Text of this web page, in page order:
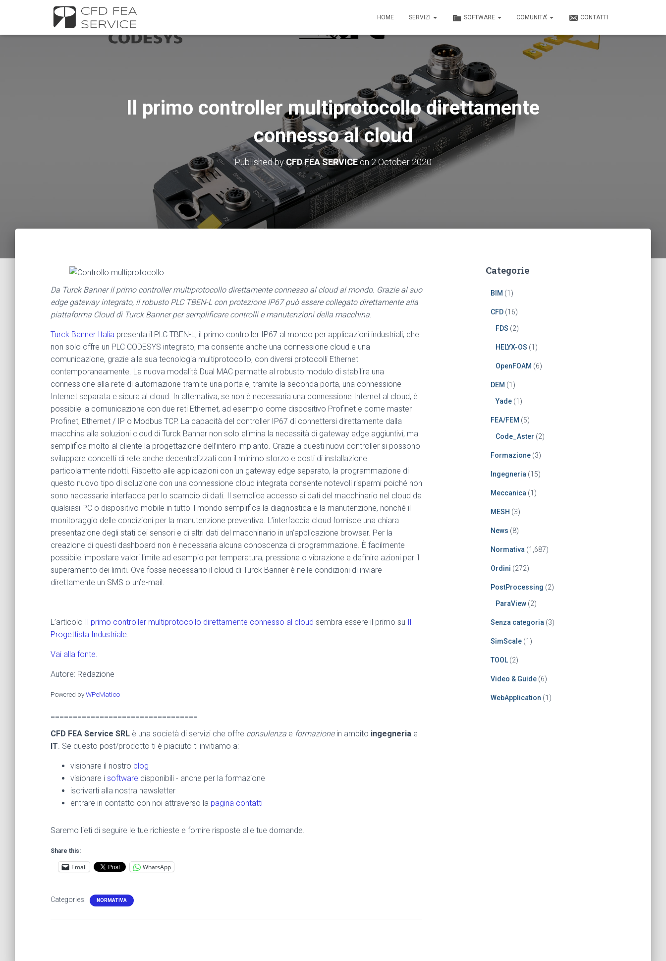
HOME SERVIZI SOFTWARE COMUNITA’ CONTATTI
Il primo controller multiprotocollo direttamente
connesso al cloud
Published byCFD FEA SERVICEon 2 October 2020
Da Turck Banner il primo controller multiprotocollo direttamente connesso al cloud al mondo. Grazie al suo
edge gateway integrato, il robusto PLC TBEN-L con protezione IP67 può essere collegato direttamente alla
piattaforma Cloud di Turck Banner per semplificare controlli e manutenzioni della macchina.
Turck Banner Italia presenta il PLC TBEN-L, il primo controller IP67 al mondo per applicazioni industriali, che
non solo offre un PLC CODESYS integrato, ma consente anche una connessione cloud e una
comunicazione, grazie alla sua tecnologia multiprotocollo, con diversi protocolli Ethernet
contemporaneamente. La nuova modalità Dual MAC permette al robusto modulo di stabilire una
connessione alla rete di automazione tramite una porta e, tramite la seconda porta, una connessione
Internet separata e sicura al cloud. In alternativa, se non è necessaria una connessione Internet al cloud, è
possibile la comunicazione con due reti Ethernet, ad esempio come dispositivo Profinet e come master
Profinet, Ethernet / IP o Modbus TCP. La capacità del controller IP67 di connettersi direttamente dalla
macchina alle soluzioni cloud di Turck Banner non solo elimina la necessità di gateway edge aggiuntivi, ma
semplifica molto al cliente la progettazione dell’intero impianto. Grazie a questi nuovi controller si possono
sviluppare concetti di rete anche decentralizzati con il minimo sforzo e costi di installazione
particolarmente ridotti. Rispetto alle applicazioni con un gateway edge separato, la programmazione di
questo nuovo tipo di soluzione con una connessione cloud integrata consente notevoli risparmi poiché non
sono necessarie interfacce per lo scambio di dati. Il semplice accesso ai dati del macchinario nel cloud da
qualsiasi PC o dispositivo mobile in tutto il mondo semplifica la diagnostica e la manutenzione, nonché il
monitoraggio delle condizioni per la manutenzione preventiva. L’interfaccia cloud fornisce una chiara
presentazione degli stati dei sensori e di altri dati del macchinario in un’applicazione browser. Per la
creazione di questi dashboard non è necessaria alcuna conoscenza di programmazione. È facilmente
possibile impostare valori limite ad esempio per temperatura, pressione o vibrazione e definire azioni per il
superamento dei limiti. Ove fosse necessario il cloud di Turck Banner è nelle condizioni di inviare
direttamente un SMS o un’e-mail.
L’articolo Il primo controller multiprotocollo direttamente connesso al cloud sembra essere il primo su
Progettista Industriale.
Vai alla fonte.
Autore: Redazione
Powered byWPeMatico
CFD FEA Service SRL è una società di servizi che offre consulenza e formazionein ambito ingegneria e
IT. Se questo post/prodotto ti è piaciuto ti invitiamo a:
visionare il nostro blog
visionare i software disponibili - anche per la formazione
iscriverti alla nostra newsletter
entrare in contatto con noi attraverso la pagina contatti
Saremo lieti di seguire le tue richieste e fornire risposte alle tue domande.
Share this:
Email WhatsApp
Categories: NORMATIVA
Categorie
BIM (1)
CFD(16)
FDS (2)
HELYX-OS (1)
OpenFOAM (6)
DEM (1)
Yade(1)
FEA/FEM (5)
Code_Aster (2)
Formazione(3)
Ingegneria (15)
Meccanica (1)
MESH (3)
News (8)
Normativa (1,687)
Ordini (272)
PostProcessing (2)
ParaView(2)
Senza categoria (3)
SimScale(1)
TOOL(2)
Video & Guide(6)
WebApplication (1)